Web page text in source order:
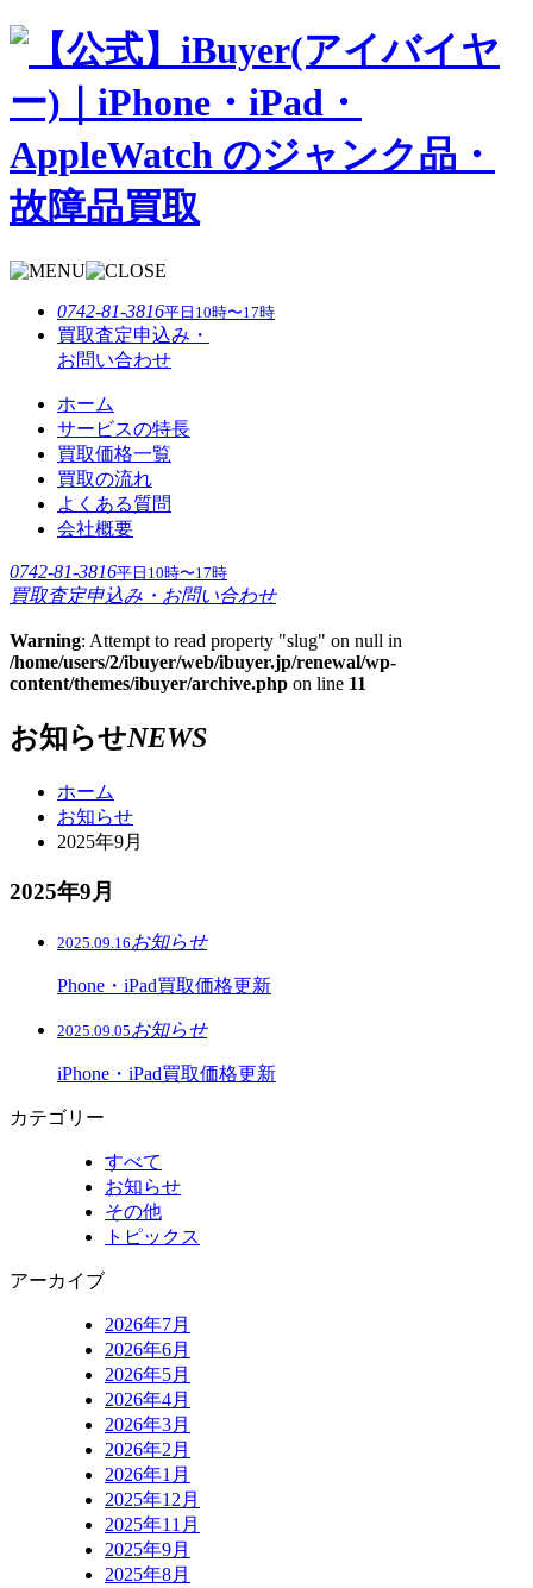
0742-81-3816平日10時〜17時
買取査定申込み・
お問い合わせ
ホーム
サービスの特⻑
買取価格一覧
買取の流れ
よくある質問
会社概要
0742-81-3816平日10時〜17時
買取査定申込み・お問い合わせ
Warning: Attempt to read property "slug" on null in
/home/users/2/ibuyer/web/ibuyer.jp/renewal/wp-
content/themes/ibuyer/archive.php on line 11
お知らせNEWS
ホーム
お知らせ
2025年9月
2025年9月
2025.09.16 お知らせ
Phone・iPad買取価格更新
2025.09.05 お知らせ
iPhone・iPad買取価格更新
カテゴリー
すべて
お知らせ
その他
トピックス
アーカイブ
2026年7月
2026年6月
2026年5月
2026年4月
2026年3月
2026年2月
2026年1月
2025年12月
2025年11月
2025年9月
2025年8月